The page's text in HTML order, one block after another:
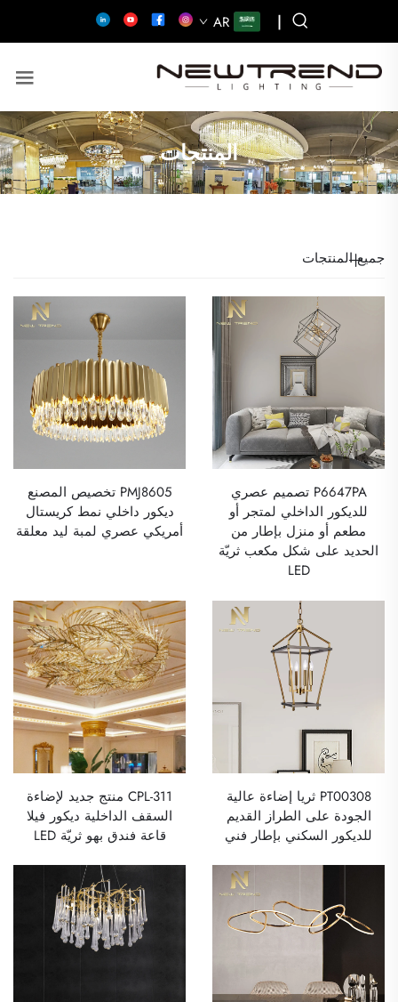
|
AR
المنتجات
جميع المنتجات
P6647PA تصميم عصري
للديكور الداخلي لمتجر أو
مطعم أو منزل بإطار من
الحديد على شكل مكعب ثريّة
LED
PMJ8605 تخصيص المصنع
ديكور داخلي نمط كريستال
أمريكي عصري لمبة ليد معلقة
PT00308 ثريا إضاءة عالية
الجودة على الطراز القديم
للديكور السكني بإطار فني
CPL-311 منتج جديد لإضاءة
السقف الداخلية ديكور فيلا
قاعة فندق بهو ثريّة LED